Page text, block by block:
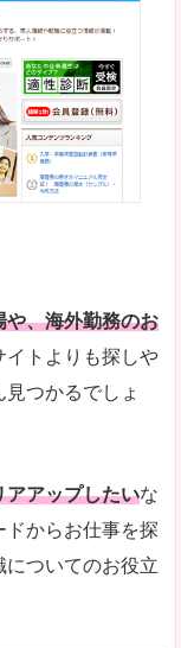
うえ、面接サポー
件などをクイックに
において不安や心配
ても、会員登録をす
員数がとても多い印
掲載情報はパッと目
松市」の
や、海外勤務のお
イトよりも探しや
つかるでしょ
アアップしたいな
ドからお仕事を探
についてのお役立